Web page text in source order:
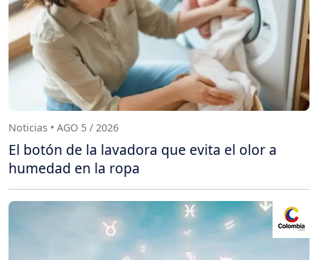
Noticias • AGO 5 / 2026
El botón de la lavadora que evita el olor a
humedad en la ropa